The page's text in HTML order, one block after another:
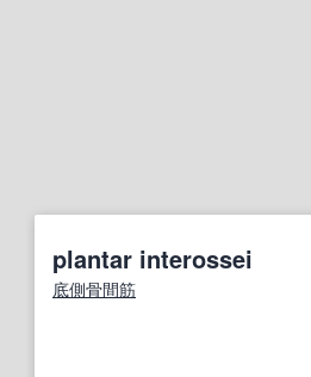
plantar interossei
底側骨間筋